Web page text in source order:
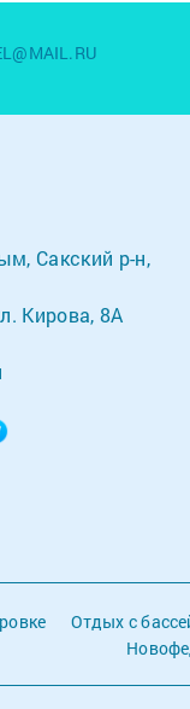
Сакский р-н,
Кирова, 8А
Отдых с